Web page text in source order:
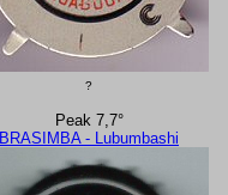
?
Peak 7,7°
BRASIMBA - Lubumbashi